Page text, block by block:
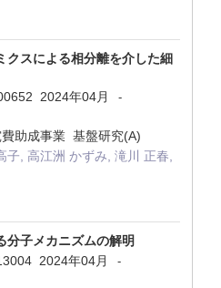
クスによる相分離を介した細
2024年04月 -
助成事業 基盤研究(A)
, 高江洲 かずみ, 滝川 正春,
分子メカニズムの解明
2024年04月 -